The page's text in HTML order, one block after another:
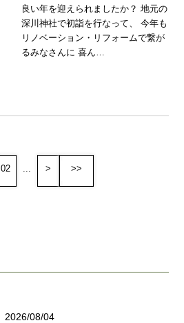
良い年を迎えられましたか？ 地元の
深川神社で初詣を行なって、 今年も
リノベーション・リフォームで繋が
るみなさんに 喜ん…
02 ... > >>
2026/08/04